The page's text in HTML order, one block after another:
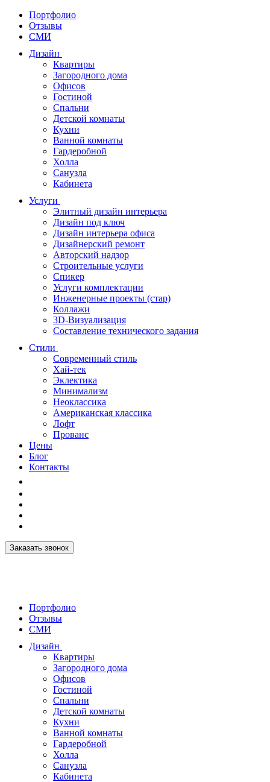
Портфолио
Отзывы
СМИ
Дизайн
Квартиры
Загородного дома
Офисов
Гостиной
Спальни
Детской комнаты
Кухни
Ванной комнаты
Гардеробной
Холла
Санузла
Кабинета
Услуги
Элитный дизайн интерьера
Дизайн под ключ
Дизайн интерьера офиса
Дизайнерский ремонт
Авторский надзор
Строительные услуги
Спикер
Услуги комплектации
Инженерные проекты (стар)
Коллажи
3D-Визуализация
Составление технического задания
Стили
Современный стиль
Хай-тек
Эклектика
Минимализм
Неоклассика
Американская классика
Лофт
Прованс
Цены
Блог
Контакты
Заказать звонок
Портфолио
Отзывы
СМИ
Дизайн
Квартиры
Загородного дома
Офисов
Гостиной
Спальни
Детской комнаты
Кухни
Ванной комнаты
Гардеробной
Холла
Санузла
Кабинета